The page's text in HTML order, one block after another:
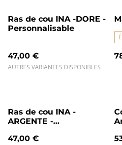
Ras de cou INA -DORE -
Personnalisable
47,00 €
AUTRES VARIANTES DISPONIBLES
Ras de cou INA -
ARGENTE -
47,00 €